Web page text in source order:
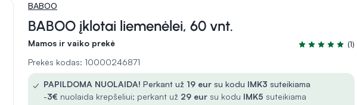
BABOO
BABOO įklotai liemenėlei, 60 vnt.
Mamos ir vaiko prekė
Įvertinimas
(1)
Prekės kodas: 10000246871
✓ PAPILDOMA NUOLAIDA! Perkant už 19 eur su kodu IMK3 suteikiama
-3€ nuolaida krepšeliui; perkant už 29 eur su kodu IMK5 suteikiama